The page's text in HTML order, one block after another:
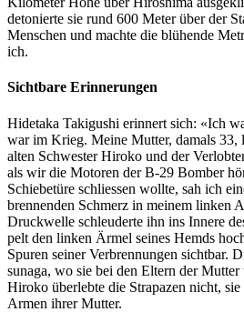
detonierte sie rund 600 Meter über der
Men­schen und machte die blühende
ich.
Sichtbare Erinnerungen
Hide­ta­ka Taki­gushi erin­nert sich: «Ich
war im Krieg. Meine Mut­ter, damals 33,
alten Schwest­er Hiroko und der
als wir die Motoren der B‑29 Bomber
Schiebetüre schliessen wollte, sah ich
bren­nen­den Schmerz in meinem linken
Druck­welle schleud­erte ihn ins Innere
pelt den linken Ärmel seines Hemds
Spuren sein­er Ver­bren­nun­gen sicht­bar.
suna­ga, wo sie bei den Eltern der
Hiroko über­lebte die Stra­pazen nicht,
Armen ihrer Mut­ter.